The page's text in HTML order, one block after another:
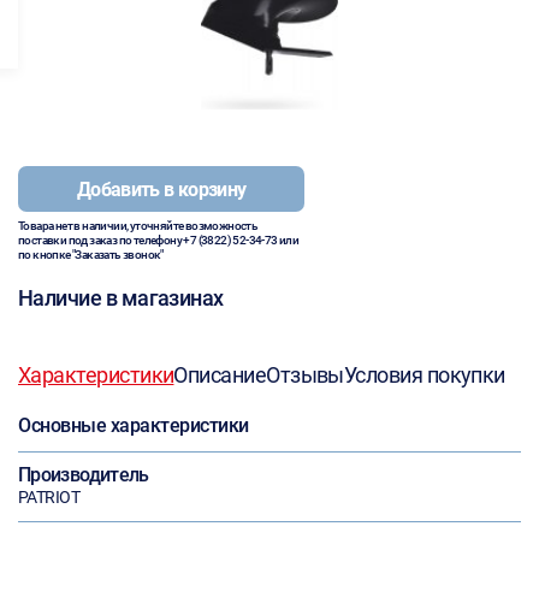
Добавить в корзину
Товара нет в наличии, уточняйте возможность
поставки под заказ по телефону+7 (3822) 52-34-73или
по кнопке "Заказать звонок"
Наличие в магазинах
ХарактеристикиОписаниеОтзывыУсловия покупки
Основные характеристики
Производитель
PATRIOT